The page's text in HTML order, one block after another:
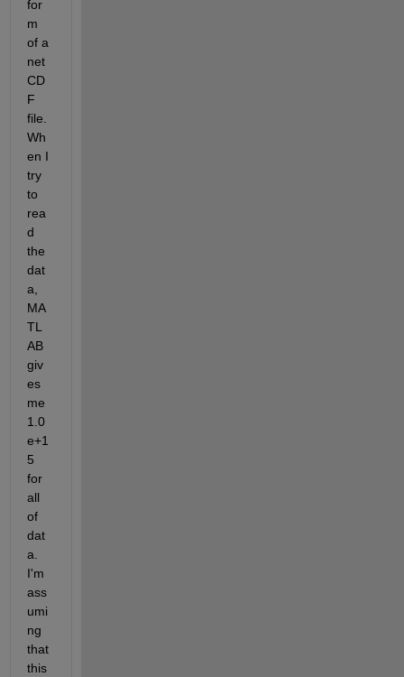
for
m
of a
net
CD
F
file.
Wh
en I
try
to
rea
d
the
dat
a,
MA
TL
AB
giv
es
me
1.0
e+1
5
for
all
of
dat
a.
I'm
ass
umi
ng
that
this